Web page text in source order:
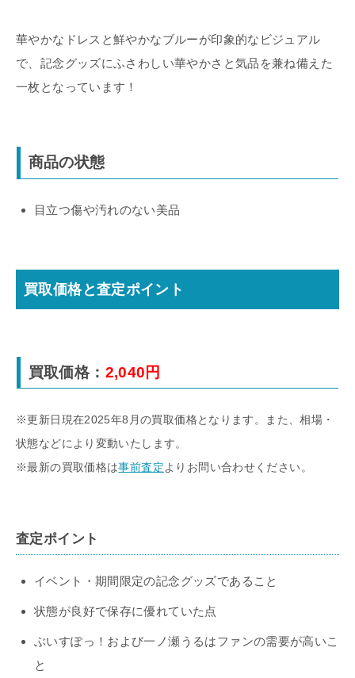
華やかなドレスと鮮やかなブルーが印象的なビジュアル
で、記念グッズにふさわしい華やかさと気品を兼ね備えた
一枚となっています！
商品の状態
目立つ傷や汚れのない美品
買取価格と査定ポイント
買取価格： 2,040円
※更新日現在2025年8月の買取価格となります。また、相場・
状態などにより変動いたします。
※最新の買取価格は事前査定よりお問い合わせください。
査定ポイント
イベント・期間限定の記念グッズであること
状態が良好で保存に優れていた点
ぶいすぽっ！および一ノ瀬うるはファンの需要が高いこ
と